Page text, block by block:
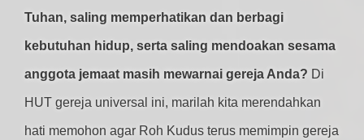
Tuhan, saling memperhatikan dan berbagi
kebutuhan hidup, serta saling mendoakan sesama
anggota jemaat masih mewarnai gereja Anda? Di
HUT gereja universal ini, marilah kita merendahkan
hati memohon agar Roh Kudus terus memimpin gereja